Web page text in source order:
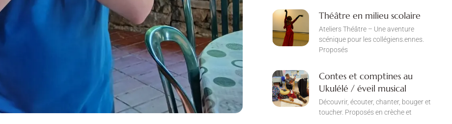
Théâtre en milieu scolaire
Ateliers Théâtre – Une aventure
scénique pour les collégiens.ennes.
Proposés
Contes et comptines au
Ukulélé / éveil musical
Découvrir, écouter, chanter, bouger et
toucher. Proposés en crèche et